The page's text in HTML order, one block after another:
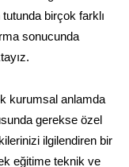
birçok farklı
sonucunda
kurumsal anlamda
gerekse özel
ilgilendiren bir
eğitime teknik ve